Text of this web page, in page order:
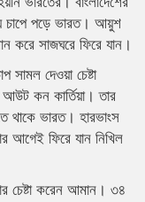
চাপে পড়ে ভারত। আয়ুশ
করে সাজঘরে ফিরে যান।
সামল দেওয়া চেষ্টা
কন কার্তিয়া। তার
থাকে ভারত। হারভাংস
আগেই ফিরে যান নিখিল
চেষ্টা করেন আমান। ৩৪